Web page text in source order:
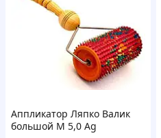
Аппликатор Ляпко Валик
большой М 5,0 Ag